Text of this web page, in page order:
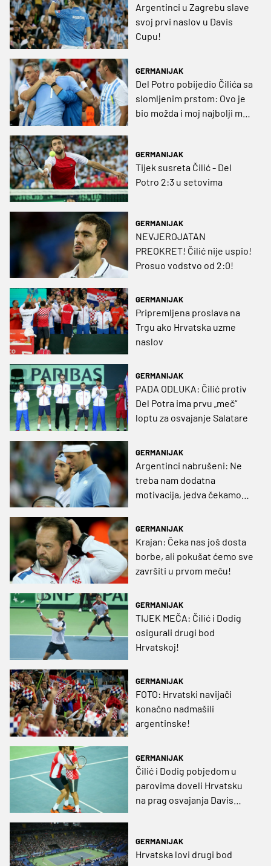
Argentinci u Zagrebu slave
svoj prvi naslov u Davis
Cupu!
GERMANIJAK
Del Potro pobijedio Čilića sa
slomljenim prstom: Ovo je
bio možda i moj najbolji meč
GERMANIJAK
Tijek susreta Čilić - Del
Potro 2:3 u setovima
GERMANIJAK
NEVJEROJATAN
PREOKRET! Čilić nije uspio!
Prosuo vodstvo od 2:0!
GERMANIJAK
Pripremljena proslava na
Trgu ako Hrvatska uzme
naslov
GERMANIJAK
PADA ODLUKA: Čilić protiv
Del Potra ima prvu „meč“
loptu za osvajanje Salatare
GERMANIJAK
Argentinci nabrušeni: Ne
treba nam dodatna
motivacija, jedva čekamo
GERMANIJAK
Krajan: Čeka nas još dosta
borbe, ali pokušat ćemo sve
završiti u prvom meču!
GERMANIJAK
TIJEK MEČA: Čilić i Dodig
osigurali drugi bod
Hrvatskoj!
GERMANIJAK
FOTO: Hrvatski navijači
konačno nadmašili
argentinske!
GERMANIJAK
Čilić i Dodig pobjedom u
parovima doveli Hrvatsku
na prag osvajanja Davis
GERMANIJAK
Hrvatska lovi drugi bod